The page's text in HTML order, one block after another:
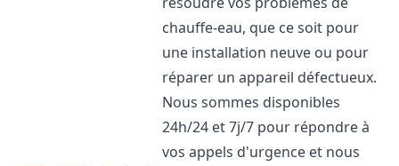
chauffe-eau, que ce soit pour
une installation neuve ou pour
réparer un appareil défectueux.
Nous sommes disponibles
24h/24 et 7j/7 pour répondre à
vos appels d'urgence et nous